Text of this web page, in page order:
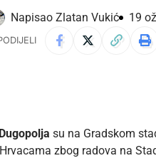
Napisao Zlatan Vukić 19
Dugopolja su na Gradskom
zbog radova na